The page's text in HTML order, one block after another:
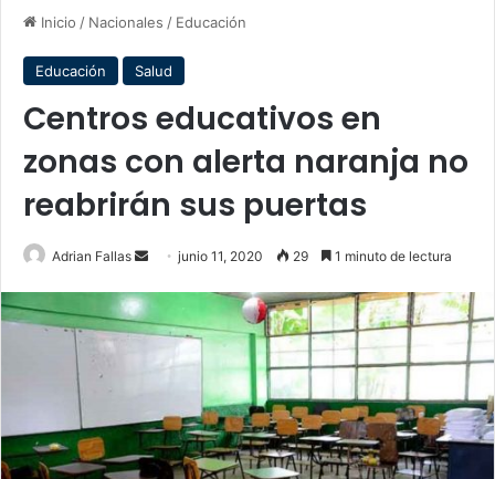
Inicio / Nacionales / Educación
Educación Salud
Centros educativos en
zonas con alerta naranja no
reabrirán sus puertas
Adrian Fallas
Sendjunio 11, 2020 29 1 minuto de lectura